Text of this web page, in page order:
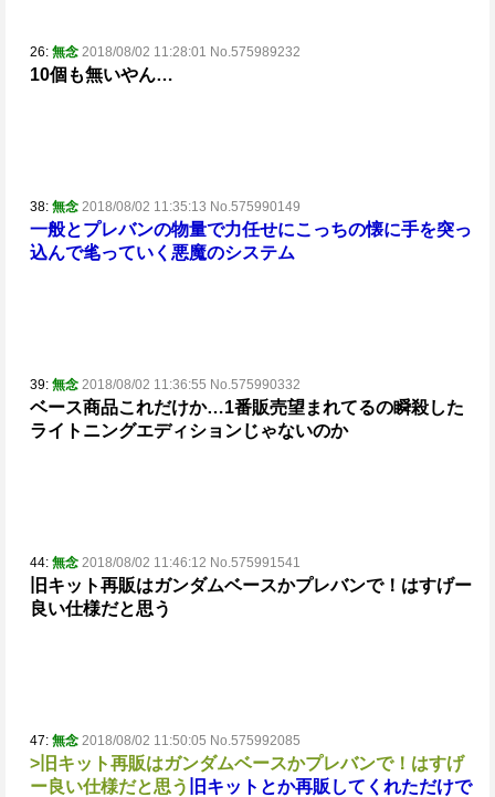
26: 無念 2018/08/02 11:28:01 No.575989232
10個も無いやん…
38: 無念 2018/08/02 11:35:13 No.575990149
一般とプレバンの物量で力任せにこっちの懐に手を突っ
込んで毟っていく悪魔のシステム
39: 無念 2018/08/02 11:36:55 No.575990332
ベース商品これだけか…1番販売望まれてるの瞬殺した
ライトニングエディションじゃないのか
44: 無念 2018/08/02 11:46:12 No.575991541
旧キット再販はガンダムベースかプレバンで！はすげー
良い仕様だと思う
47: 無念 2018/08/02 11:50:05 No.575992085
>旧キット再販はガンダムベースかプレバンで！はすげ
ー良い仕様だと思う 旧キットとか再販してくれただけで